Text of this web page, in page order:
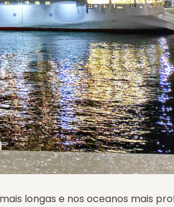
longas e nos oceanos mais